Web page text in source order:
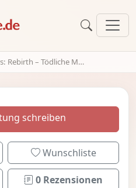
– Tödliche Masken
schreiben
Wunschliste
0 Rezensionen